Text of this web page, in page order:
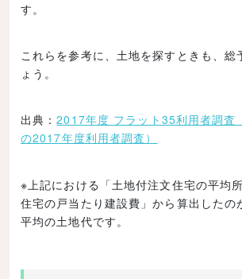
す。
これらを参考に、土地を探すときも、総
ょう。
出典：2017年度 フラット35利用者調査
の2017年度利用者調査）
※上記における「土地付注文住宅の平均
住宅の戸当たり建設費」から算出したの
平均の土地代です。